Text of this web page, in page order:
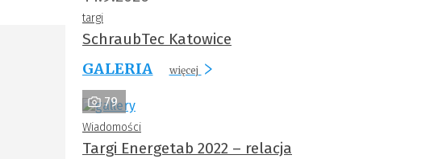
targi
SchraubTec Katowice
GALERIA
więcej
79
Wiadomości
Targi Energetab 2022 – relacja